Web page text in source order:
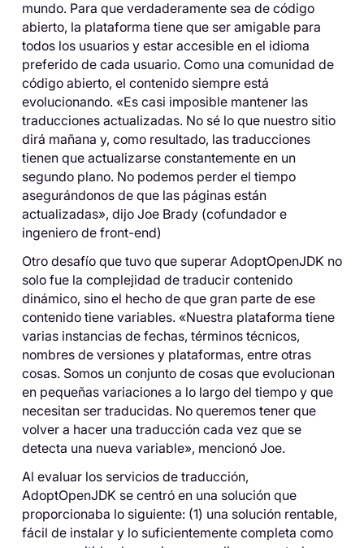
mundo. Para que verdaderamente sea de código
abierto, la plataforma tiene que ser amigable para
todos los usuarios y estar accesible en el idioma
preferido de cada usuario. Como una comunidad de
código abierto, el contenido siempre está
evolucionando. «Es casi imposible mantener las
traducciones actualizadas. No sé lo que nuestro sitio
dirá mañana y, como resultado, las traducciones
tienen que actualizarse constantemente en un
segundo plano. No podemos perder el tiempo
asegurándonos de que las páginas están
actualizadas», dijo Joe Brady (cofundador e
ingeniero de front-end)
Otro desafío que tuvo que superar AdoptOpenJDK no
solo fue la complejidad de traducir contenido
dinámico, sino el hecho de que gran parte de ese
contenido tiene variables. «Nuestra plataforma tiene
varias instancias de fechas, términos técnicos,
nombres de versiones y plataformas, entre otras
cosas. Somos un conjunto de cosas que evolucionan
en pequeñas variaciones a lo largo del tiempo y que
necesitan ser traducidas. No queremos tener que
volver a hacer una traducción cada vez que se
detecta una nueva variable», mencionó Joe.
Al evaluar los servicios de traducción,
AdoptOpenJDK se centró en una solución que
proporcionaba lo siguiente: (1) una solución rentable,
fácil de instalar y lo suficientemente completa como